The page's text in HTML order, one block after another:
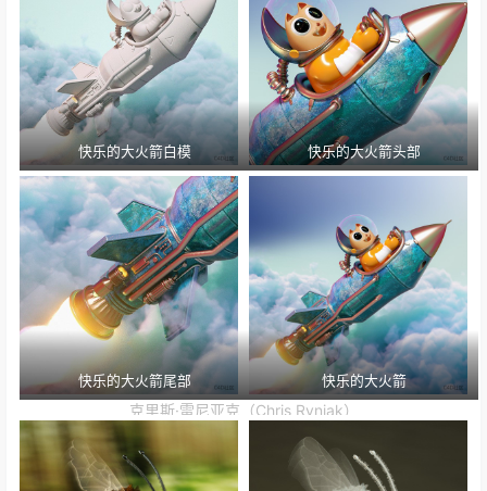
快乐的大火箭白模 快乐的大火箭头部
快乐的大火箭尾部 快乐的大火箭
克里斯·雷尼亚克（Chris Ryniak）